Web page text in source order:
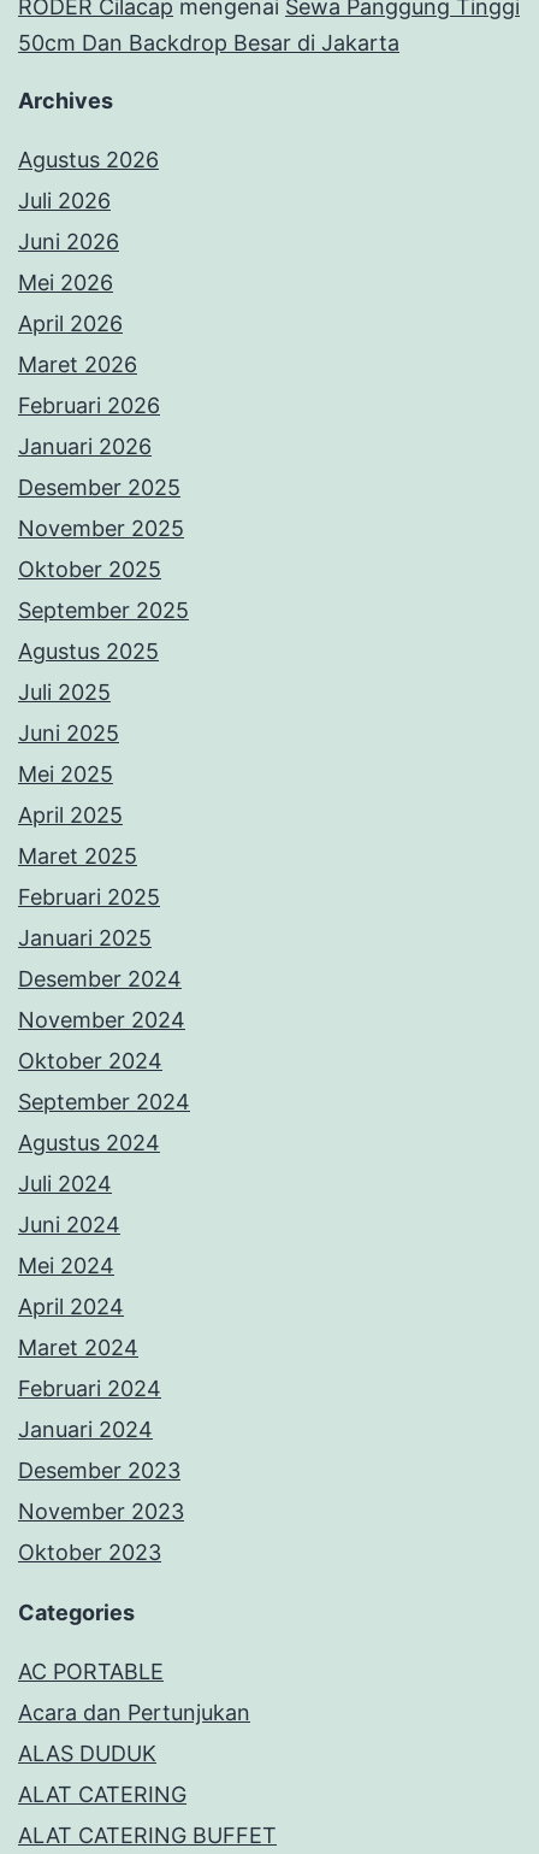
RODER Cilacap mengenai Sewa Panggung Tinggi
50cm Dan Backdrop Besar di Jakarta
Archives
Agustus 2026
Juli 2026
Juni 2026
Mei 2026
April 2026
Maret 2026
Februari 2026
Januari 2026
Desember 2025
November 2025
Oktober 2025
September 2025
Agustus 2025
Juli 2025
Juni 2025
Mei 2025
April 2025
Maret 2025
Februari 2025
Januari 2025
Desember 2024
November 2024
Oktober 2024
September 2024
Agustus 2024
Juli 2024
Juni 2024
Mei 2024
April 2024
Maret 2024
Februari 2024
Januari 2024
Desember 2023
November 2023
Oktober 2023
Categories
AC PORTABLE
Acara dan Pertunjukan
ALAS DUDUK
ALAT CATERING
ALAT CATERING BUFFET